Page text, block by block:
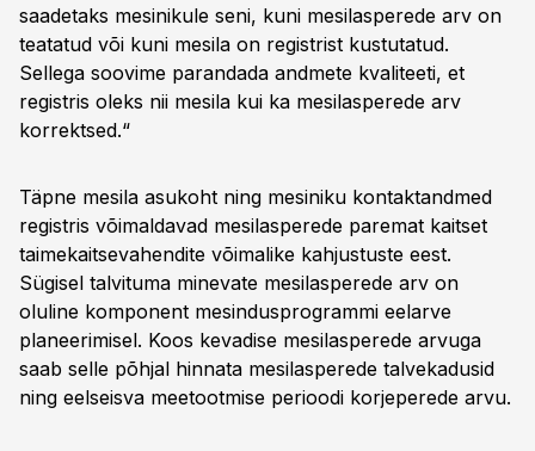
saadetaks mesinikule seni, kuni mesilasperede arv on
teatatud või kuni mesila on registrist kustutatud.
Sellega soovime parandada andmete kvaliteeti, et
registris oleks nii mesila kui ka mesilasperede arv
korrektsed.“
Täpne mesila asukoht ning mesiniku kontaktandmed
registris võimaldavad mesilasperede paremat kaitset
taimekaitsevahendite võimalike kahjustuste eest.
Sügisel talvituma minevate mesilasperede arv on
oluline komponent mesindusprogrammi eelarve
planeerimisel. Koos kevadise mesilasperede arvuga
saab selle põhjal hinnata mesilasperede talvekadusid
ning eelseisva meetootmise perioodi korjeperede arvu.